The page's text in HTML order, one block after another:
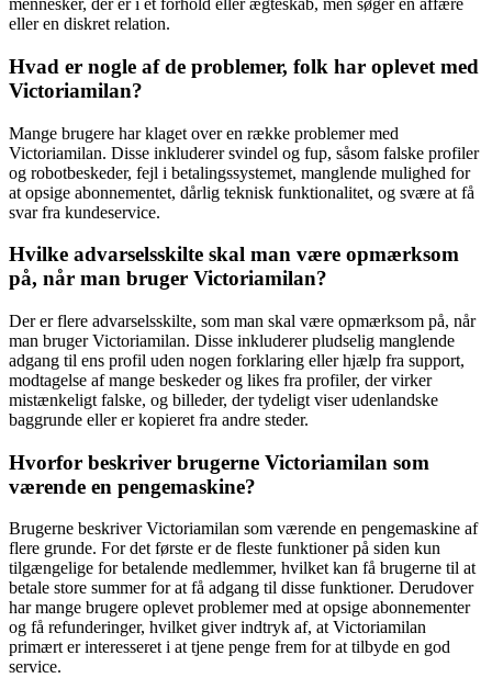
mennesker, der er i et forhold eller ægteskab, men søger en affære
eller en diskret relation.
Hvad er nogle af de problemer, folk har oplevet med
Victoriamilan?
Mange brugere har klaget over en række problemer med
Victoriamilan. Disse inkluderer svindel og fup, såsom falske profiler
og robotbeskeder, fejl i betalingssystemet, manglende mulighed for
at opsige abonnementet, dårlig teknisk funktionalitet, og svære at få
svar fra kundeservice.
Hvilke advarselsskilte skal man være opmærksom
på, når man bruger Victoriamilan?
Der er flere advarselsskilte, som man skal være opmærksom på, når
man bruger Victoriamilan. Disse inkluderer pludselig manglende
adgang til ens profil uden nogen forklaring eller hjælp fra support,
modtagelse af mange beskeder og likes fra profiler, der virker
mistænkeligt falske, og billeder, der tydeligt viser udenlandske
baggrunde eller er kopieret fra andre steder.
Hvorfor beskriver brugerne Victoriamilan som
værende en pengemaskine?
Brugerne beskriver Victoriamilan som værende en pengemaskine af
flere grunde. For det første er de fleste funktioner på siden kun
tilgængelige for betalende medlemmer, hvilket kan få brugerne til at
betale store summer for at få adgang til disse funktioner. Derudover
har mange brugere oplevet problemer med at opsige abonnementer
og få refunderinger, hvilket giver indtryk af, at Victoriamilan
primært er interesseret i at tjene penge frem for at tilbyde en god
service.